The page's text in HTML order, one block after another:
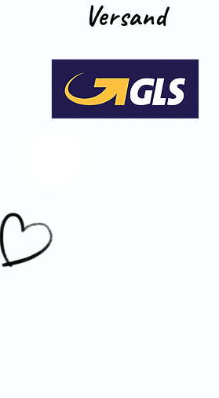
Versand